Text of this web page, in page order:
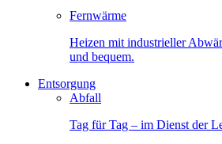
Fernwärme
Heizen mit industrieller
und bequem.
Entsorgung
Abfall
Tag für Tag – im Dienst der